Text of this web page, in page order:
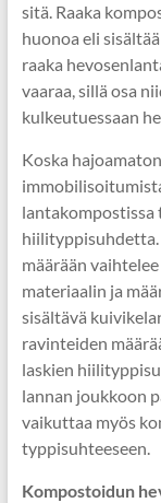
sitä. Raaka
huonoa eli
raaka
vaaraa, sillä osa
kulkeutuessaan
Koska
lantakompostissa
hiilityppisuhdetta.
määrään
materiaalin ja
sisältävä
ravinteiden
laskien
lannan joukkoon
vaikuttaa myös
typpisuhteeseen.
Kompostoidun